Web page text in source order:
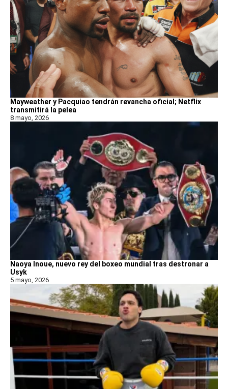
Mayweather y Pacquiao tendrán revancha oficial; Netflix
transmitirá la pelea
8 mayo, 2026
Naoya Inoue, nuevo rey del boxeo mundial tras destronar a
Usyk
5 mayo, 2026